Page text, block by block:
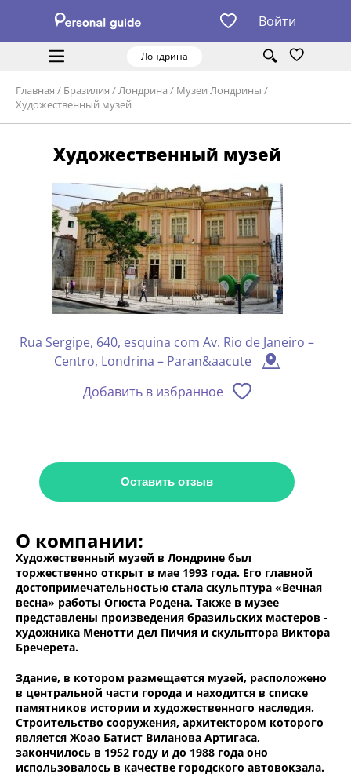
Войти
Лондрина
Главная / Бразилия /Лондрина / Музеи Лондрины /
Художественный музей
Художественный музей
Rua Sergipe, 640, esquina com Av. Rio de Janeiro –
Centro, Londrina – Paran&aacute
Добавить в избранное
Оставить отзыв
О компании:
Художественный музей в Лондрине был
торжественно открыт в мае 1993 года. Его главной
достопримечательностью стала скульптура «Вечная
весна» работы Огюста Родена. Также в музее
представлены произведения бразильских мастеров -
художника Менотти дел Пичия и скульптора Виктора
Бречерета.
Здание, в котором размещается музей, расположено
в центральной части города и находится в списке
памятников истории и художественного наследия.
Строительство сооружения, архитектором которого
является Жоао Батист Виланова Артигаса,
закончилось в 1952 году и до 1988 года оно
использовалось в качестве городского автовокзала.